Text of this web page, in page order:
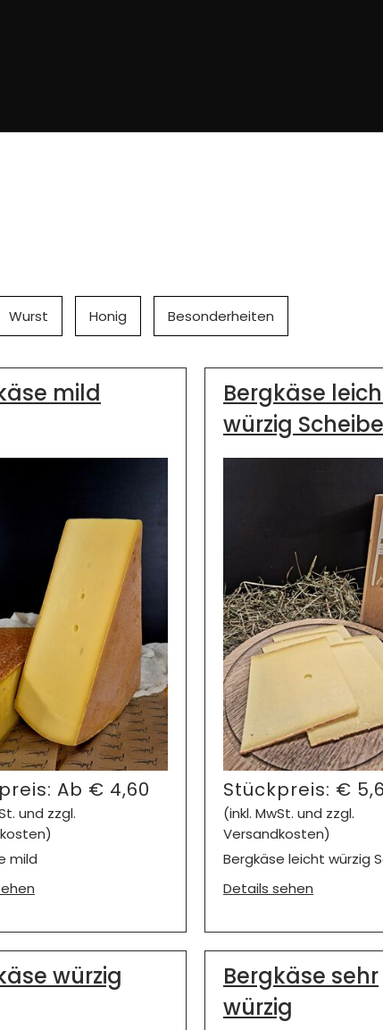
Wurst Honig Besonderheiten
mild
Ab € 4,60
und zzgl.
mild
Bergkäse
würzig
Stückpreis: €
(inkl. MwSt. und zzgl.
Versandkosten)
Bergkäse leicht würzig
Details sehen
würzig
Bergkäse sehr
würzig